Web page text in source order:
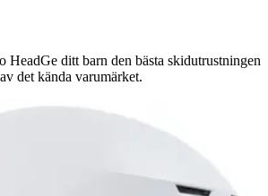
HeadGe ditt barn den bästa skidutrustningen
det kända varumärket.